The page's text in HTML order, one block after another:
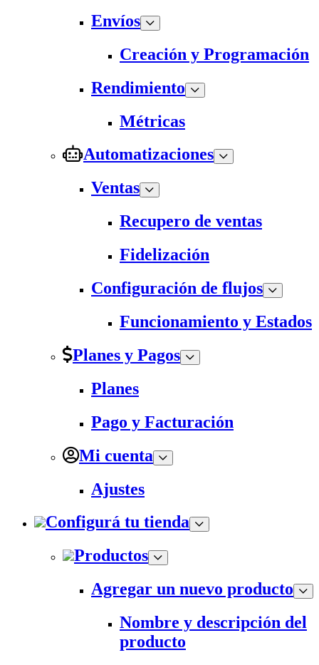
Envíos
Creación y Programación
Rendimiento
Métricas
Automatizaciones
Ventas
Recupero de ventas
Fidelización
Configuración de flujos
Funcionamiento y Estados
Planes y Pagos
Planes
Pago y Facturación
Mi cuenta
Ajustes
Configurá tu tienda
Productos
Agregar un nuevo producto
Nombre y descripción del
producto